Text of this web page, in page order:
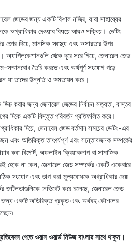
জেডের জন্য একটি বিশাল নজির, যারা সাহায্যের
অগ্রাধিকার দেওয়ার বিষয়ে আরও সক্রিয়। ডেটিং
জোর দিয়ে, মানসিক স্বাস্থ্য এবং অসারতার উপর
অ্যাপ্লিকেশানগুলি থেকে দূরে সরে গিয়ে, জেনারেল জেড
সম্মানবোধ তৈরি করতে এবং অর্থপূর্ণ সংযোগ গড়ে
যা তাদের উন্নতি ও ক্ষমতায়ন করে।
করার জন্য জেনারেল জেডের নির্বাচন সত্যতা, বাস্তব
দিকে একটি বিস্তৃত পরিবর্তন প্রতিফলিত করে।
দিয়ে, জেনারেল জেড বর্তমান সময়ের ডেটিং-এর
এবং অতিরিক্ত তাৎপর্যপূর্ণ এবং সন্তোষজনক সম্পর্কের
করা রিপোর্ট, অফলাইন ক্রিয়াকলাপ বা সামাজিক
হোক না কেন, জেনারেল জেড সম্পর্কের একটি একেবারে
সংযোগ এবং ভাগ করা মূল্যবোধকে অগ্রাধিকার দেয়৷
জটিলতাগুলিকে নেভিগেট করে চলেছে, জেনারেল জেড
জন্য একটি অতিরিক্ত প্রকৃত এবং অর্থবহ কৌশলের
পেতে ওয়ান ওয়ার্ল্ড নিউজ বাংলার সাথে থাকুন।